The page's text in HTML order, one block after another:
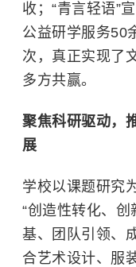
收；“青言轻语”
公益研学服务50
次，真正实现了
多方共赢。
聚焦科研驱动，
展
学校以课题研究
“创造性转化、创
基、团队引领、
合艺术设计、服